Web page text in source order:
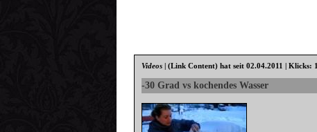
Videos |(Link Content) hat seit 02.04.2011 | Klicks:
-30 Grad vs kochendes Wasser